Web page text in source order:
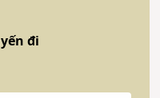
đi